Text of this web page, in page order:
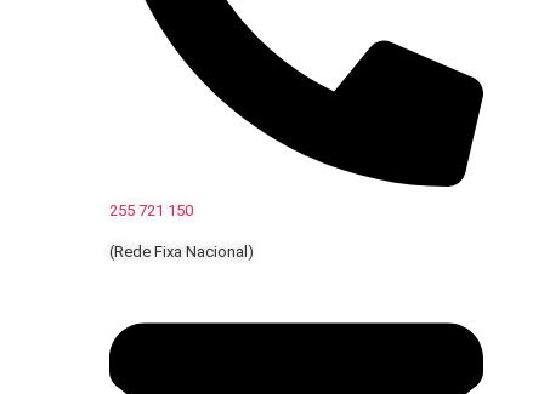
255 721 150
(Rede Fixa Nacional)